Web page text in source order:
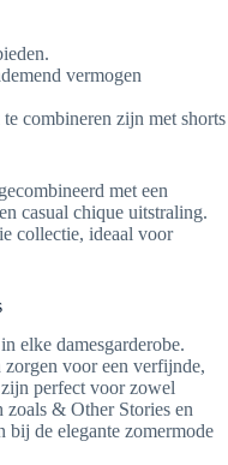
vermogen
combineren zijn met shorts
met een
casual chique uitstraling.
collectie, ideaal voor
elke damesgarderobe.
voor een verfijnde,
perfect voor zowel
zoals & Other Stories en
bij de elegante zomermode